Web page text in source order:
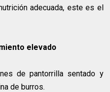
adecuada, este es el
elevado
de pantorrilla sentado y
de burros.